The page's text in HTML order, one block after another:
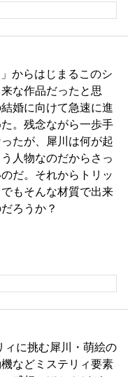
からはじまるこのシ
な作品だったと思
婚に向けて急速に進
。残念ながら一歩手
たが、犀川は何が起
人物なのだからさっ
だ。それからトリッ
もそんな材質で出来
ろうか？
ィに挑む犀川・萌絵の
などミステリィ要素